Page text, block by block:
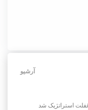
آرشیو
غفلت استراتژیک شد